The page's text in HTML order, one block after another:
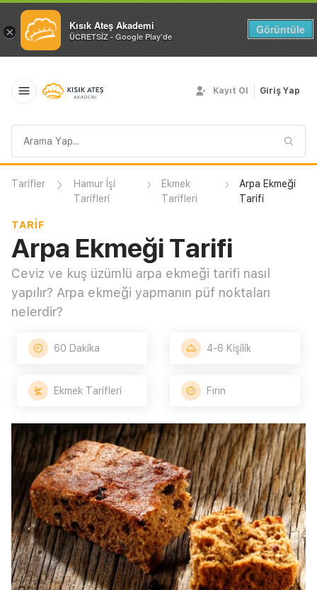
× Kısık Ateş Akademi
ÜCRETSİZ - Google Play'de
Görüntüle
sorgusu
Kayıt Ol Giriş Yap
Tarifler
Hamur İşi
Tarifleri
Ekmek
Tarifleri
Arpa Ekmeği
Tarifi
TARIF
Arpa Ekmeği Tarifi
Ceviz ve kuş üzümlü arpa ekmeği tarifi nasıl
yapılır? Arpa ekmeği yapmanın püf noktaları
nelerdir?
60 Dakika 4-6 Kişilik
Ekmek Tarifleri Fırın